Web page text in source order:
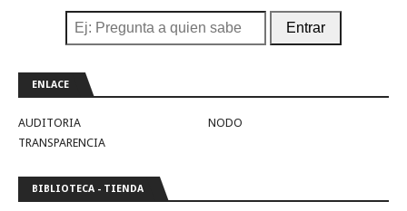
Entrar
ENLACE
AUDITORIA
NODO
TRANSPARENCIA
BIBLIOTECA - TIENDA